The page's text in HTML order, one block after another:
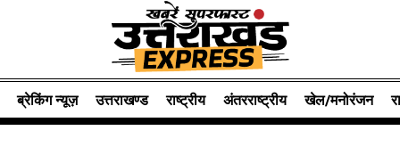
ब्रेकिंग न्यूज़ उत्तराखण्ड राष्ट्रीय अंतरराष्ट्रीय खेल/मनोरंजन